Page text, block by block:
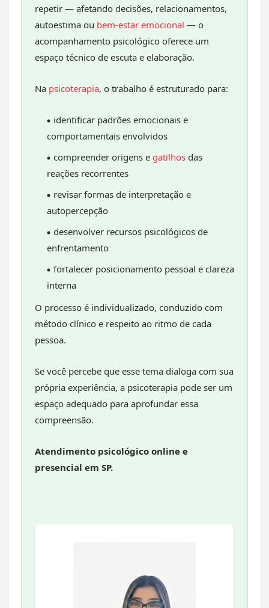
repetir — afetando decisões, relacionamentos,
autoestima ou bem-estar emocional — o
acompanhamento psicológico oferece um
espaço técnico de escuta e elaboração.
Na psicoterapia, o trabalho é estruturado para:
identificar padrões emocionais e
comportamentais envolvidos
compreender origens e gatilhos das
reações recorrentes
revisar formas de interpretação e
autopercepção
desenvolver recursos psicológicos de
enfrentamento
fortalecer posicionamento pessoal e clareza
interna
O processo é individualizado, conduzido com
método clínico e respeito ao ritmo de cada
pessoa.
Se você percebe que esse tema dialoga com sua
própria experiência, a psicoterapia pode ser um
espaço adequado para aprofundar essa
compreensão.
Atendimento psicológico online e
presencial em SP.